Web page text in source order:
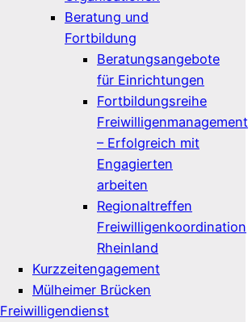
Beratung und
Fortbildung
Beratungsangebote
für Einrichtungen
Fortbildungsreihe
Freiwilligenmanagement
– Erfolgreich mit
Engagierten
arbeiten
Regionaltreffen
Freiwilligenkoordination
Rheinland
Kurzzeitengagement
Mülheimer Brücken
Freiwilligendienst